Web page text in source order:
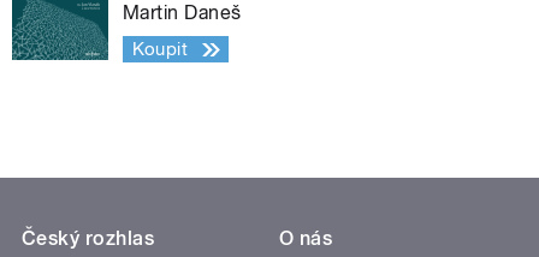
Martin Daneš
Koupit
Český rozhlas
O nás